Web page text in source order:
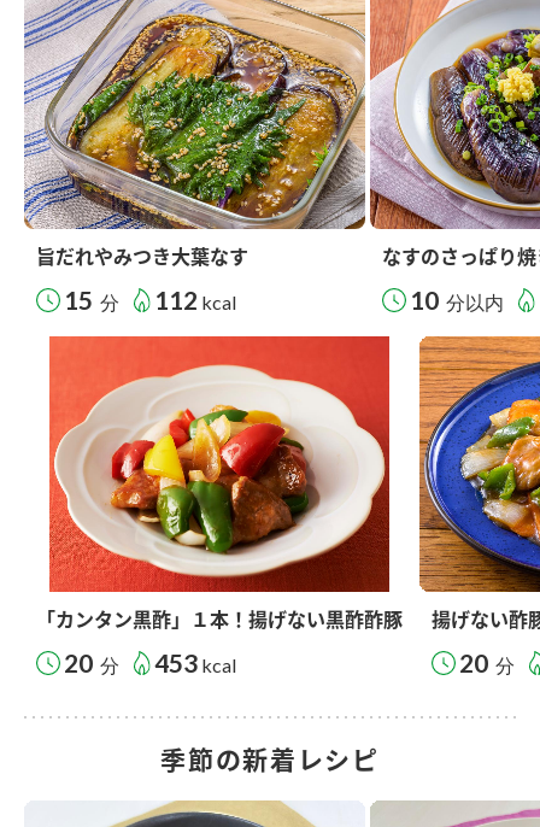
旨だれやみつき大葉なす
15 分 112 kcal
なすのさっぱり
10 分以内
「カンタン黒酢」１本！揚げない黒酢酢豚
20 分 453 kcal
揚げない酢
20 分
季節の新着レシピ